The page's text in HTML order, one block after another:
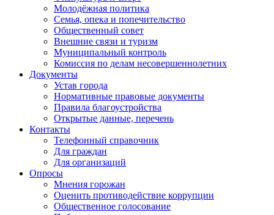
Молодёжная политика
Семья, опека и попечительство
Общественный совет
Внешние связи и туризм
Муниципальный контроль
Комиссия по делам несовершеннолетних
Документы
Устав города
Нормативные правовые документы
Правила благоустройства
Открытые данные, перечень
Контакты
Телефонный справочник
Для граждан
Для организаций
Опросы
Мнения горожан
Оценить противодействие коррупции
Общественное голосование